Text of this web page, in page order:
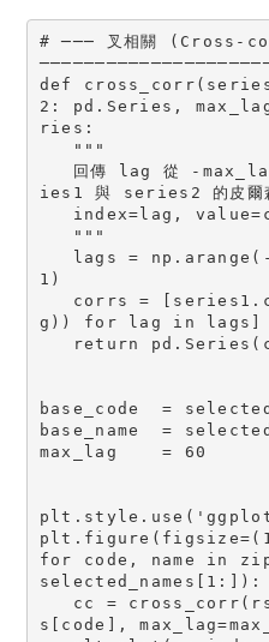
# ─── 叉相關 (Cross-
def
2: pd.Series,
ries:
ies1 與 series2 的皮爾森
1)
g)) for lag in lags]
base_code  =
base_name  =
max_lag    = 60
for code, name in
selected_names[1:]):
s[code],